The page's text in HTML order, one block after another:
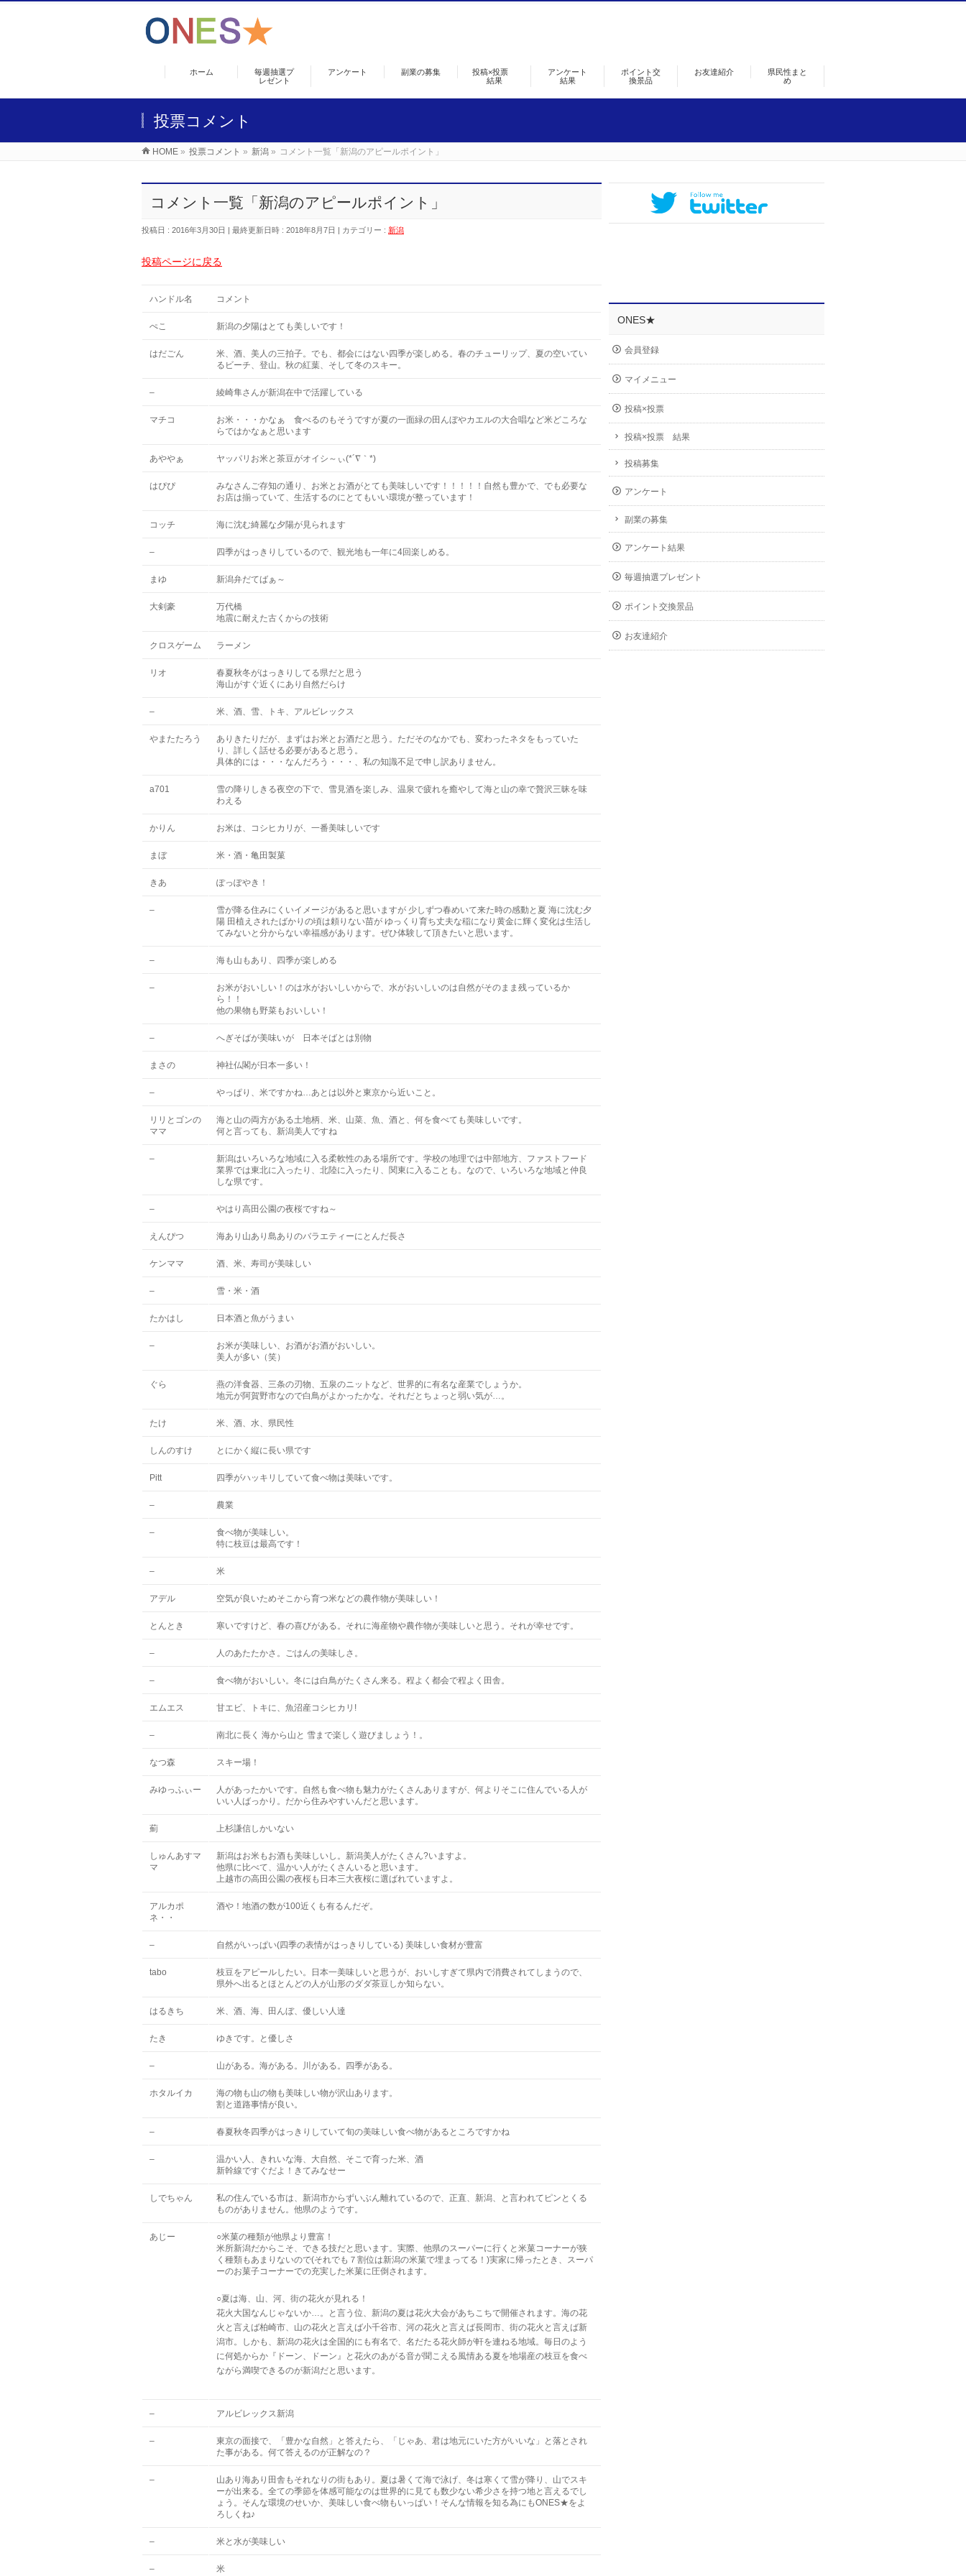
ホーム
毎週抽選プ
レゼント
アンケート 副業の募集
投稿×投票
結果
アンケート
結果
ポイント交
換景品
お友達紹介
県民性まと
め
投票コメント
HOME » 投票コメント » 新潟 » コメント一覧「新潟のアピールポイント」
コメント一覧「新潟のアピールポイント」
投稿日 : 2016年3月30日 最終更新日時 : 2018年8月7日 カテゴリー : 新潟
投稿ページに戻る
ハンドル名 コメント
ぺこ 新潟の夕陽はとても美しいです！
はだごん
米、酒、美人の三拍子。でも、都会にはない四季が楽しめる。春のチューリップ、夏の空いてい
るビーチ、登山。秋の紅葉、そして冬のスキー。
– 綾崎隼さんが新潟在中で活躍している
マチコ
お米・・・かなぁ 食べるのもそうですが夏の一面緑の田んぼやカエルの大合唱など米どころな
らではかなぁと思います
あややぁ ヤッパリお米と茶豆がオイシ～ぃ(*´∇｀*)
はぴぴ
みなさんご存知の通り、お米とお酒がとても美味しいです！！！！！自然も豊かで、でも必要な
お店は揃っていて、生活するのにとてもいい環境が整っています！
コッチ 海に沈む綺麗な夕陽が見られます
– 四季がはっきりしているので、観光地も一年に4回楽しめる。
まゆ 新潟弁だてばぁ～
大剣豪
万代橋
地震に耐えた古くからの技術
クロスゲーム ラーメン
リオ
春夏秋冬がはっきりしてる県だと思う
海山がすぐ近くにあり自然だらけ
– 米、酒、雪、トキ、アルビレックス
やまたたろう
ありきたりだが、まずはお米とお酒だと思う。ただそのなかでも、変わったネタをもっていた
り、詳しく話せる必要があると思う。
具体的には・・・なんだろう・・・、私の知識不足で申し訳ありません。
a701
雪の降りしきる夜空の下で、雪見酒を楽しみ、温泉で疲れを癒やして海と山の幸で贅沢三昧を味
わえる
かりん お米は、コシヒカリが、一番美味しいです
まぼ 米・酒・亀田製菓
きあ ぽっぽやき！
–
雪が降る住みにくいイメージがあると思いますが 少しずつ春めいて来た時の感動と夏 海に沈む夕
陽 田植えされたばかりの頃は頼りない苗が ゆっくり育ち丈夫な稲になり黄金に輝く変化は生活し
てみないと分からない幸福感があります。ぜひ体験して頂きたいと思います。
– 海も山もあり、四季が楽しめる
–
お米がおいしい！のは水がおいしいからで、水がおいしいのは自然がそのまま残っているか
ら！！
他の果物も野菜もおいしい！
– へぎそばが美味いが 日本そばとは別物
まさの 神社仏閣が日本一多い！
– やっぱり、米ですかね…あとは以外と東京から近いこと。
リリとゴンの
ママ
海と山の両方がある土地柄、米、山菜、魚、酒と、何を食べても美味しいです。
何と言っても、新潟美人ですね
–
新潟はいろいろな地域に入る柔軟性のある場所です。学校の地理では中部地方、ファストフード
業界では東北に入ったり、北陸に入ったり、関東に入ることも。なので、いろいろな地域と仲良
しな県です。
– やはり高田公園の夜桜ですね～
えんぴつ 海あり山あり島ありのバラエティーにとんだ長さ
ケンママ 酒、米、寿司が美味しい
– 雪・米・酒
たかはし 日本酒と魚がうまい
–
お米が美味しい、お酒がお酒がおいしい。
美人が多い（笑）
ぐら
燕の洋食器、三条の刃物、五泉のニットなど、世界的に有名な産業でしょうか。
地元が阿賀野市なので白鳥がよかったかな。それだとちょっと弱い気が…。
たけ 米、酒、水、県民性
しんのすけ とにかく縦に長い県です
Pitt 四季がハッキリしていて食べ物は美味いです。
– 農業
–
食べ物が美味しい。
特に枝豆は最高です！
– 米
アデル 空気が良いためそこから育つ米などの農作物が美味しい！
とんとき 寒いですけど、春の喜びがある。それに海産物や農作物が美味しいと思う。それが幸せです。
– 人のあたたかさ。ごはんの美味しさ。
– 食べ物がおいしい。冬には白鳥がたくさん来る。程よく都会で程よく田舎。
エムエス 甘エビ、トキに、魚沼産コシヒカリ!
– 南北に長く 海から山と 雪まで楽しく遊びましょう！。
なつ森 スキー場！
みゆっふぃー
人があったかいです。自然も食べ物も魅力がたくさんありますが、何よりそこに住んでいる人が
いい人ばっかり。だから住みやすいんだと思います。
薊 上杉謙信しかいない
しゅんあすマ
マ
新潟はお米もお酒も美味しいし。新潟美人がたくさん?いますよ。
他県に比べて、温かい人がたくさんいると思います。
上越市の高田公園の夜桜も日本三大夜桜に選ばれていますよ。
アルカポ
ネ・・
酒や！地酒の数が100近くも有るんだぞ。
– 自然がいっぱい(四季の表情がはっきりしている) 美味しい食材が豊富
tabo
枝豆をアピールしたい。日本一美味しいと思うが、おいしすぎて県内で消費されてしまうので、
県外へ出るとほとんどの人が山形のダダ茶豆しか知らない。
はるきち 米、酒、海、田んぼ、優しい人達
たき ゆきです。と優しさ
– 山がある。海がある。川がある。四季がある。
ホタルイカ
海の物も山の物も美味しい物が沢山あります。
割と道路事情が良い。
– 春夏秋冬四季がはっきりしていて旬の美味しい食べ物があるところですかね
–
温かい人、きれいな海、大自然、そこで育った米、酒
新幹線ですぐだよ！きてみなせー
しでちゃん
私の住んでいる市は、新潟市からずいぶん離れているので、正直、新潟、と言われてピンとくる
ものがありません。他県のようです。
あじー
○米菓の種類が他県より豊富！
米所新潟だからこそ、できる技だと思います。実際、他県のスーパーに行くと米菓コーナーが狭
く種類もあまりないので(それでも７割位は新潟の米菓で埋まってる！)実家に帰ったとき、スーパ
ーのお菓子コーナーでの充実した米菓に圧倒されます。
○夏は海、山、河、街の花火が見れる！
花火大国なんじゃないか…。と言う位、新潟の夏は花火大会があちこちで開催されます。海の花
火と言えば柏崎市、山の花火と言えば小千谷市、河の花火と言えば長岡市、街の花火と言えば新
潟市。しかも、新潟の花火は全国的にも有名で、名だたる花火師が軒を連ねる地域。毎日のよう
に何処からか『ドーン、ドーン』と花火のあがる音が聞こえる風情ある夏を地場産の枝豆を食べ
ながら満喫できるのが新潟だと思います。
– アルビレックス新潟
–
東京の面接で、「豊かな自然」と答えたら、「じゃあ、君は地元にいた方がいいな」と落とされ
た事がある。何て答えるのが正解なの？
–
山あり海あり田舎もそれなりの街もあり。夏は暑くて海で泳げ、冬は寒くて雪が降り、山でスキ
ーが出来る。全ての季節を体感可能なのは世界的に見ても数少ない希少さを持つ地と言えるでし
ょう。そんな環境のせいか、美味しい食べ物もいっぱい！そんな情報を知る為にもONES★をよ
ろしくね♪
– 米と水が美味しい
– 米
ONES★
会員登録
マイメニュー
投稿×投票
投稿×投票 結果
投稿募集
アンケート
副業の募集
アンケート結果
毎週抽選プレゼント
ポイント交換景品
お友達紹介